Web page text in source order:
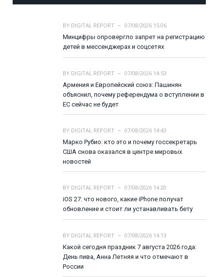
BY DIGITAL REPORT
07/08/2026 15:06
Минцифры опровергло запрет на регистрацию
детей в мессенджерах и соцсетях
BY DIGITAL REPORT
07/08/2026 14:53
Армения и Европейский союз: Пашинян
объяснил, почему референдума о вступлении в
ЕС сейчас не будет
BY DIGITAL REPORT
07/08/2026 14:43
Марко Рубио: кто это и почему госсекретарь
США снова оказался в центре мировых
новостей
BY DIGITAL REPORT
07/08/2026 14:20
iOS 27: что нового, какие iPhone получат
обновление и стоит ли устанавливать бету
BY DIGITAL REPORT
07/08/2026 14:13
Какой сегодня праздник 7 августа 2026 года:
День пива, Анна Летняя и что отмечают в
России